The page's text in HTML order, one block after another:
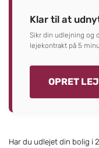
Klar til at
Sikr din udlejning og
lejekontrakt på 5
OPRET
Har du udlejet din bolig i